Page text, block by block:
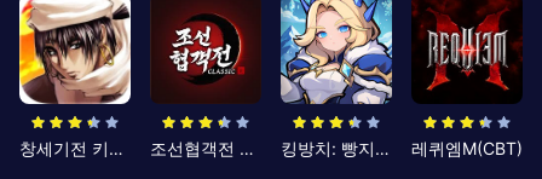
창세기전 키우기 조선협객전 클래식 킹방치: 빵지의 제왕 레퀴엠M(CBT)